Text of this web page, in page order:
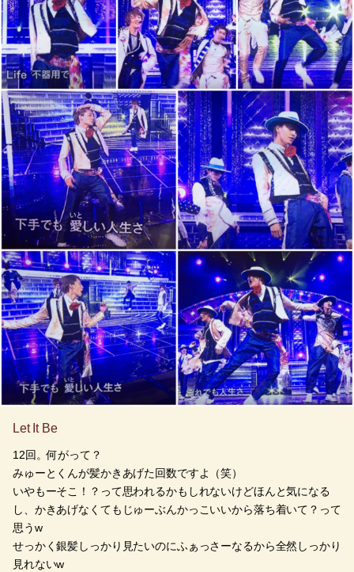
Let It Be
12回。何がって？
みゅーとくんが髪かきあげた回数ですよ（笑）
いやもーそこ！？って思われるかもしれないけどほんと気になる
し、かきあげなくてもじゅーぶんかっこいいから落ち着いて？って
思うw
せっかく銀髪しっかり見たいのにふぁっさーなるから全然しっかり
見れないw